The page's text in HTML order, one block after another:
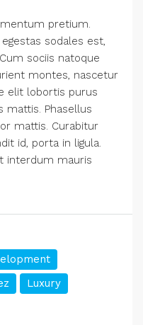
pretium.
sodales est,
sociis natoque
montes, nascetur
elit lobortis purus
mattis. Phasellus
mattis. Curabitur
id, porta in ligula.
interdum mauris
Luxury